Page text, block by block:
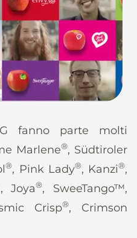
fanno parte molti
Marlene®, Südtiroler
®, Pink Lady®, Kanzi®,
Joya®, SweeTango™,
Crisp®, Crimson